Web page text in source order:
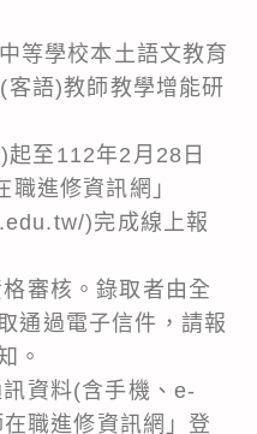
等學校本土語文教育
語)教師教學增能研
至112年2月28日
進修資訊網」
)完成線上報
審核。錄取者由全
通過電子信件，請報
。
資料(含手機、e-
職進修資訊網」登